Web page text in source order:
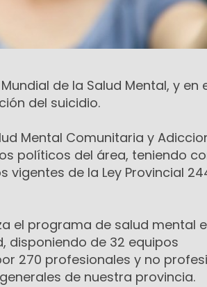
de la Salud Mental, y
del suicidio.
Mental Comunitaria y
políticos del área, teniendo
de la Ley Provincial
el programa de salud mental
disponiendo de 32 equipos
270 profesionales y no
de nuestra provincia.